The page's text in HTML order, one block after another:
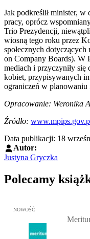
Jak podkreślił minister,
pracy, oprócz
Trio Prezydencji,
wiosną tego roku przez
społecznych
on Company Boards). W
mediach i przyczyniły się
kobiet, przypisywanych
ograniczeń w
Opracowanie: Weronika
Źródło:
Data publikacji: 18
Autor:
Justyna Gryczka
Polecamy
Przejdź do: Meritum
NOWOŚĆ